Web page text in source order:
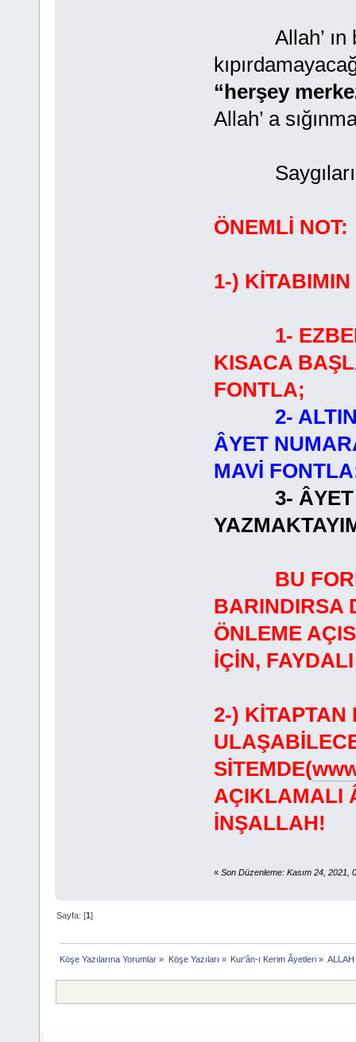
Allah’ ın
“herşey
Allah’ a
ÖNEMLİ NOT:
1-)
1-
KISACA
FONTLA;
2-
ÂYET
MAVİ
3-
BU
BARINDIRSA
ÖNLEME
İÇİN,
2-) KİTAPTAN
SİTEMDE(
AÇIKLAMALI
İNŞALLAH!
« Son Düzenleme: Kasım 24, 2021,
Sayfa: [1]
Köşe Yazılarına Yorumlar » Köşe Yazıları » Kur'ân-ı Kerim Âyetleri»